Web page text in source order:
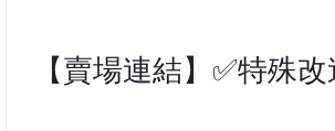
【賣場連結】✅特殊